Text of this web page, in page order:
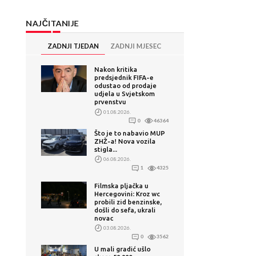
NAJČITANIJE
ZADNJI TJEDAN ZADNJI MJESEC
Nakon kritika
predsjednik FIFA-e
odustao od prodaje
udjela u Svjetskom
prvenstvu
01.08.2026.
0
46364
Što je to nabavio MUP
ZHŽ-a! Nova vozila
stigla...
06.08.2026.
1
4325
Filmska pljačka u
Hercegovini: Kroz wc
probili zid benzinske,
došli do sefa, ukrali
novac
03.08.2026.
0
3562
U mali gradić ušlo